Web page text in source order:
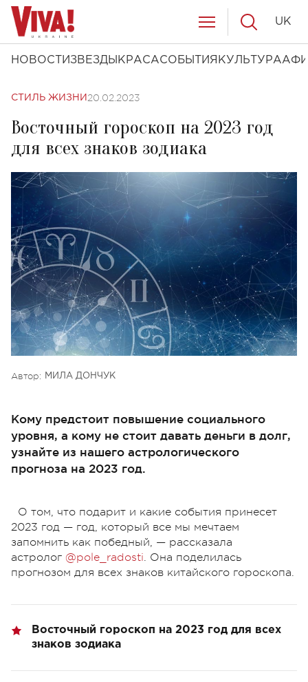
НОВОСТИ ЗВЕЗДЫ КРАСАСОБЫТИЯ КУЛЬТУРА
UK
СТИЛЬ ЖИЗНИ 20.02.2023
Восточный гороскоп на 2023 год
для всех знаков зодиака
Автор: МИЛА ДОНЧУК
Кому предстоит повышение социального
уровня, а кому не стоит давать деньги в долг,
узнайте из нашего астрологического
прогноза на 2023 год.
О том, что подарит и какие события принесет
2023 год — год, который все мы мечтаем
запомнить как победный, — рассказала
астролог @pole_radosti. Она поделилась
прогнозом для всех знаков китайского гороскопа.
Восточный гороскоп на 2023 год для всех
знаков зодиака